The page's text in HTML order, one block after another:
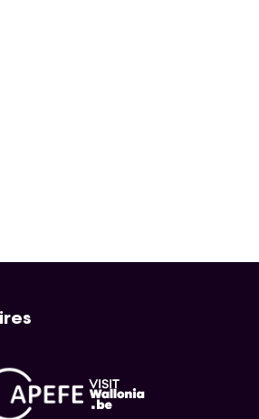
Visit Wallonia